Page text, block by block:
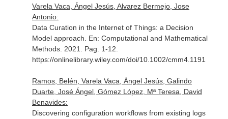
Varela Vaca, Ángel Jesús, Alvarez Bermejo, Jose
Antonio:
Data Curation in the Internet of Things: a Decision
Model approach. En: Computational and Mathematical
Methods. 2021. Pag. 1-12.
https://onlinelibrary.wiley.com/doi/10.1002/cmm4.1191
Ramos, Belén, Varela Vaca, Ángel Jesús, Galindo
Duarte, José Ángel, Gómez López, Mª Teresa, David
Benavides:
Discovering configuration workflows from existing logs